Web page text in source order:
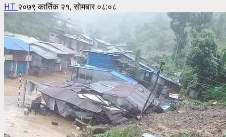
HT २०७९ कार्तिक २१, सोमबार ०८:०८